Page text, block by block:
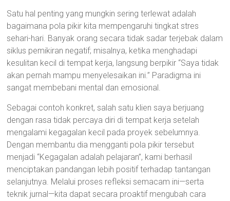
Satu hal penting yang mungkin sering terlewat adalah
bagaimana pola pikir kita mempengaruhi tingkat stres
sehari-hari. Banyak orang secara tidak sadar terjebak dalam
siklus pemikiran negatif; misalnya, ketika menghadapi
kesulitan kecil di tempat kerja, langsung berpikir “Saya tidak
akan pernah mampu menyelesaikan ini.” Paradigma ini
sangat membebani mental dan emosional.
Sebagai contoh konkret, salah satu klien saya berjuang
dengan rasa tidak percaya diri di tempat kerja setelah
mengalami kegagalan kecil pada proyek sebelumnya.
Dengan membantu dia mengganti pola pikir tersebut
menjadi “Kegagalan adalah pelajaran”, kami berhasil
menciptakan pandangan lebih positif terhadap tantangan
selanjutnya. Melalui proses refleksi semacam ini—serta
teknik jurnal—kita dapat secara proaktif mengubah cara